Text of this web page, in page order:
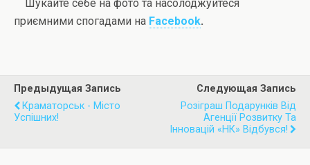
Шукайте себе на фото та насолоджуйтеся
приємними спогадами на Facebook.
Предыдущая Запись
Краматорськ - Місто
Успішних!
Следующая Запись
Розіграш Подарунків Від
Агенції Розвитку Та
Інновацій «НК» Відбувся!